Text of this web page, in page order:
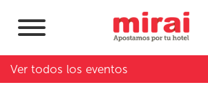
Ver todos los eventos